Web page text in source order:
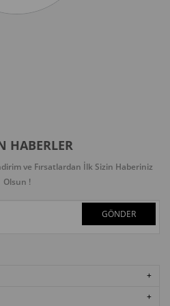
HABERLER
ve Fırsatlardan İlk Sizin Haberiniz
Olsun !
GÖNDER